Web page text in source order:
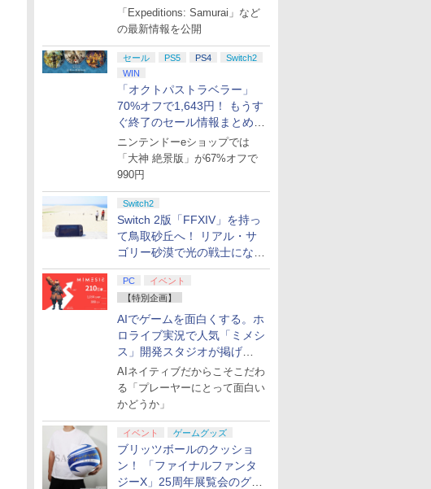
「Expeditions: Samurai」など
の最新情報を公開
セール PS5 PS4
Switch2
WIN
「オクトパストラベラー」
70%オフで1,643円！ もうす
ぐ終了のセール情報まとめ
【8月8日更新】
ニンテンドーeショップでは
「大神 絶景版」が67%オフで
990円
Switch2
Switch 2版「FFXIV」を持っ
て鳥取砂丘へ！ リアル・サ
ゴリー砂漠で光の戦士になっ
てみた
PC
イベント
【特別企画】
AIでゲームを面白くする。ホ
ロライブ実況で人気「ミメシ
ス」開発スタジオが掲げ
る“AI活用の信念”とは？【講
演レポート】
AIネイティブだからこそこだわ
る「プレーヤーにとって面白い
かどうか」
イベント ゲームグッズ
ブリッツボールのクッショ
ン！ 「ファイナルファンタ
ジーX」25周年展覧会のグッ